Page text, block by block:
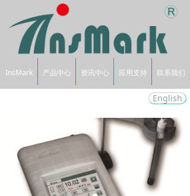
InsMark 产品中心 资讯中心 应用支持 联系我们
English